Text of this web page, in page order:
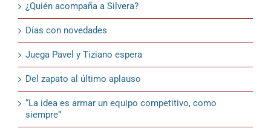
¿Quién acompaña a Silvera?
Días con novedades
Juega Pavel y Tiziano espera
Del zapato al último aplauso
“La idea es armar un equipo competitivo, como
siempre”